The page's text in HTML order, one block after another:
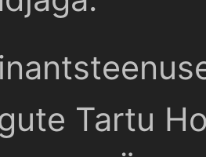
Tartu